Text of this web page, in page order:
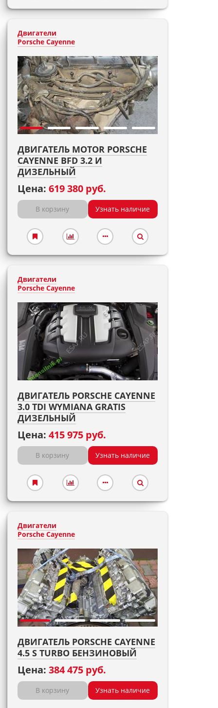
Двигатели
Porsche Cayenne
ДВИГАТЕЛЬ MOTOR PORSCHE
CAYENNE BFD 3.2 И
ДИЗЕЛЬНЫЙ
Цена: 619 380 руб.
В корзину Узнать наличие
Двигатели
Porsche Cayenne
ДВИГАТЕЛЬ PORSCHE CAYENNE
3.0 TDI WYMIANA GRATIS
ДИЗЕЛЬНЫЙ
Цена: 415 975 руб.
В корзину Узнать наличие
Двигатели
Porsche Cayenne
ДВИГАТЕЛЬ PORSCHE CAYENNE
4.5 S TURBO БЕНЗИНОВЫЙ
Цена: 384 475 руб.
В корзину Узнать наличие